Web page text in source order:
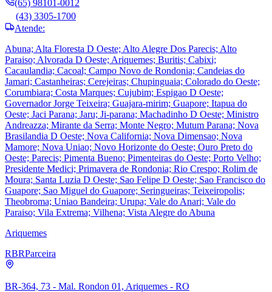
(65) 98101-0012
(43) 3305-1700
Atende:
Abuna; Alta Floresta D Oeste; Alto Alegre Dos Parecis; Alto
Paraiso; Alvorada D Oeste; Ariquemes; Buritis; Cabixi;
Cacaulandia; Cacoal; Campo Novo de Rondonia; Candeias do
Jamari; Castanheiras; Cerejeiras; Chupinguaia; Colorado do Oeste;
Corumbiara; Costa Marques; Cujubim; Espigao D Oeste;
Governador Jorge Teixeira; Guajara-mirim; Guapore; Itapua do
Oeste; Jaci Parana; Jaru; Ji-parana; Machadinho D Oeste; Ministro
Andreazza; Mirante da Serra; Monte Negro; Mutum Parana; Nova
Brasilandia D Oeste; Nova California; Nova Dimensao; Nova
Mamore; Nova Uniao; Novo Horizonte do Oeste; Ouro Preto do
Oeste; Parecis; Pimenta Bueno; Pimenteiras do Oeste; Porto Velho;
Presidente Medici; Primavera de Rondonia; Rio Crespo; Rolim de
Moura; Santa Luzia D Oeste; Sao Felipe D Oeste; Sao Francisco do
Guapore; Sao Miguel do Guapore; Seringueiras; Teixeiropolis;
Theobroma; Uniao Bandeira; Urupa; Vale do Anari; Vale do
Paraiso; Vila Extrema; Vilhena; Vista Alegre do Abuna
Ariquemes
RBRParceira
BR-364, 73 - Mal. Rondon 01, Ariquemes - RO